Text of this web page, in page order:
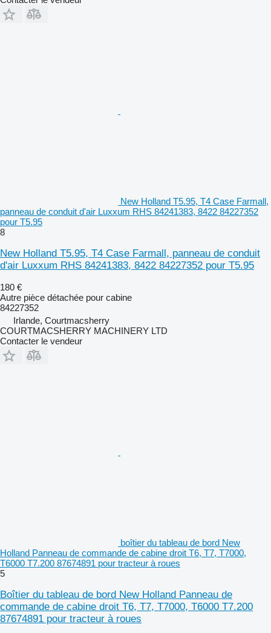
New Holland T5.95, T4 Case Farmall,
panneau de conduit d'air Luxxum RHS 84241383, 8422 84227352
pour T5.95
8
New Holland T5.95, T4 Case Farmall, panneau de conduit
d'air Luxxum RHS 84241383, 8422 84227352 pour T5.95
180 €
Autre pièce détachée pour cabine
84227352
Irlande, Courtmacsherry
COURTMACSHERRY MACHINERY LTD
Contacter le vendeur
boîtier du tableau de bord New
Holland Panneau de commande de cabine droit T6, T7, T7000,
T6000 T7.200 87674891 pour tracteur à roues
5
Boîtier du tableau de bord New Holland Panneau de
commande de cabine droit T6, T7, T7000, T6000 T7.200
87674891 pour tracteur à roues